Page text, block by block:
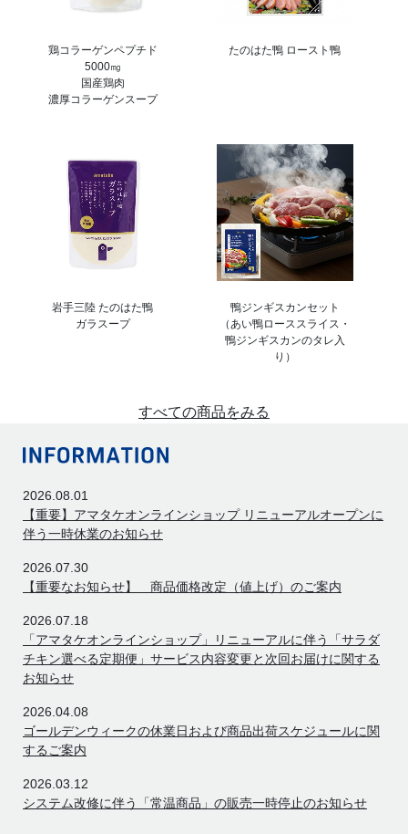
鶏コラーゲンペプチド
5000㎎
国産鶏肉
濃厚コラーゲンスープ
岩手三陸 たのはた鴨
ガラスープ
たのはた鴨 ロースト鴨
鴨ジンギスカンセット
（あい鴨ローススライス・
鴨ジンギスカンのタレ入
り）
すべての商品をみる
2026.08.01
【重要】アマタケオンラインショップ リニューアルオープンに
伴う一時休業のお知らせ
2026.07.30
【重要なお知らせ】 商品価格改定（値上げ）のご案内
2026.07.18
「アマタケオンラインショップ」リニューアルに伴う「サラダ
チキン選べる定期便」サービス内容変更と次回お届けに関する
お知らせ
2026.04.08
ゴールデンウィークの休業日および商品出荷スケジュールに関
するご案内
2026.03.12
システム改修に伴う「常温商品」の販売一時停止のお知らせ